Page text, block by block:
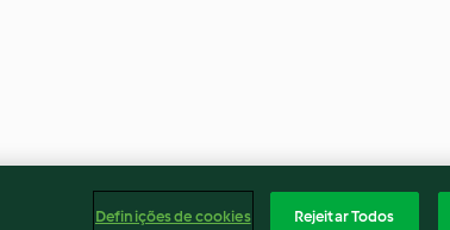
Definições de cookies Rejeitar Todos